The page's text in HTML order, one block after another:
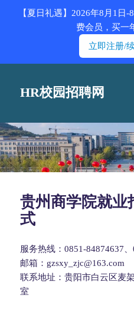
HR校园招聘网
贵州商学院就业
式
服务热线：0851-84874637
邮箱：gzsxy_zjc@163.com
联系地址：贵阳市白云区麦
室
【夏日礼遇】2026年8月1日
费会员，买一
立即注册/